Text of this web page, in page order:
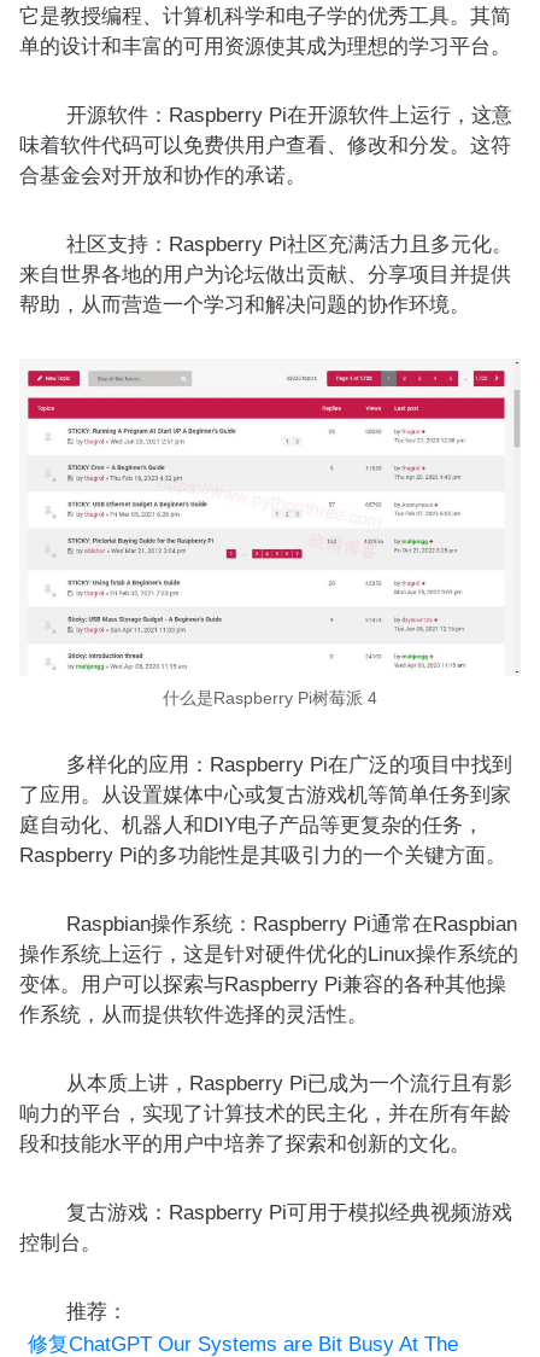
它是教授编程、计算机科学和电子学的优秀工具。其简
单的设计和丰富的可用资源使其成为理想的学习平台。
开源软件：Raspberry Pi在开源软件上运行，这意
味着软件代码可以免费供用户查看、修改和分发。这符
合基金会对开放和协作的承诺。
社区支持：Raspberry Pi社区充满活力且多元化。
来自世界各地的用户为论坛做出贡献、分享项目并提供
帮助，从而营造一个学习和解决问题的协作环境。
什么是Raspberry Pi树莓派 4
多样化的应用：Raspberry Pi在广泛的项目中找到
了应用。从设置媒体中心或复古游戏机等简单任务到家
庭自动化、机器人和DIY电子产品等更复杂的任务，
Raspberry Pi的多功能性是其吸引力的一个关键方面。
Raspbian操作系统：Raspberry Pi通常在Raspbian
操作系统上运行，这是针对硬件优化的Linux操作系统的
变体。用户可以探索与Raspberry Pi兼容的各种其他操
作系统，从而提供软件选择的灵活性。
从本质上讲，Raspberry Pi已成为一个流行且有影
响力的平台，实现了计算技术的民主化，并在所有年龄
段和技能水平的用户中培养了探索和创新的文化。
复古游戏：Raspberry Pi可用于模拟经典视频游戏
控制台。
推荐：
修复ChatGPT Our Systems are Bit Busy At The